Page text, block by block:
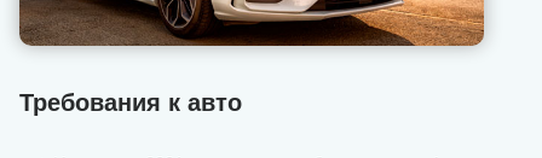
Требования к авто